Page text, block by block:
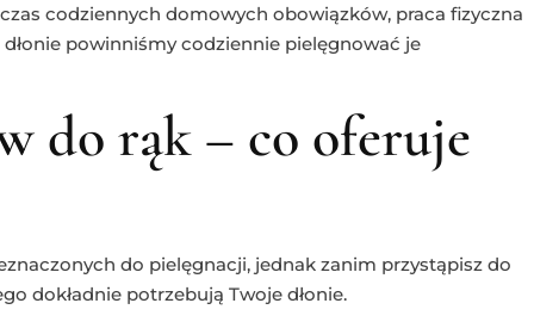
codziennych domowych obowiązków, praca fizyczna
powinniśmy codziennie pielęgnować je
do rąk – co oferuje
do pielęgnacji, jednak zanim przystąpisz do
dokładnie potrzebują Twoje dłonie.